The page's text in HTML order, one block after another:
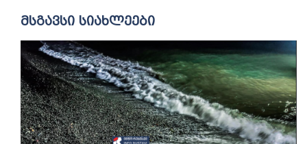
მსგავსი სიახლეები